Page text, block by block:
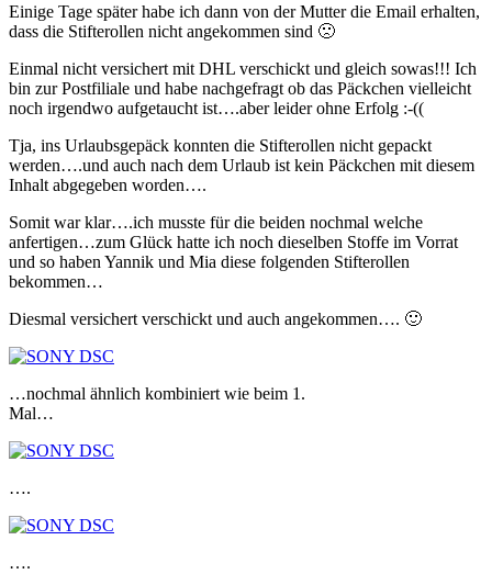
Einige Tage später habe ich dann von der Mutter die Email erhalten,
dass die Stifterollen nicht angekommen sind 🙁
Einmal nicht versichert mit DHL verschickt und gleich sowas!!! Ich
bin zur Postfiliale und habe nachgefragt ob das Päckchen vielleicht
noch irgendwo aufgetaucht ist….aber leider ohne Erfolg :-((
Tja, ins Urlaubsgepäck konnten die Stifterollen nicht gepackt
werden….und auch nach dem Urlaub ist kein Päckchen mit diesem
Inhalt abgegeben worden….
Somit war klar….ich musste für die beiden nochmal welche
anfertigen…zum Glück hatte ich noch dieselben Stoffe im Vorrat
und so haben Yannik und Mia diese folgenden Stifterollen
bekommen…
Diesmal versichert verschickt und auch angekommen…. 🙂
…nochmal ähnlich kombiniert wie beim 1.
Mal…
….
….